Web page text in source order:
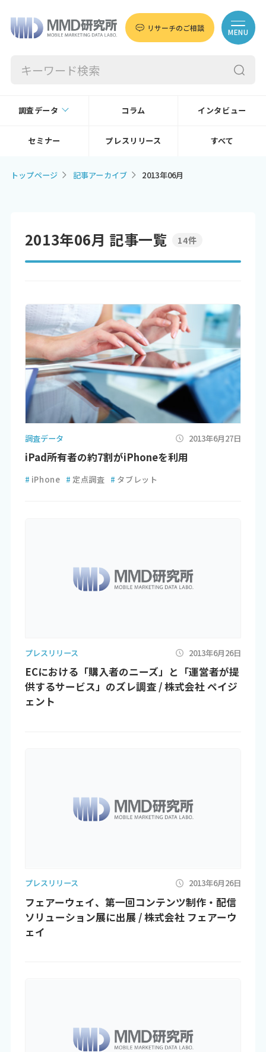
リサーチのご相談 MENU
調査データ コラム インタビュー
セミナー プレスリリース すべて
トップページ 記事アーカイブ 2013年06月
2013年06月 記事一覧 14件
調査データ 2013年6月27日
iPad所有者の約7割がiPhoneを利用
# iPhone # 定点調査 # タブレット
プレスリリース 2013年6月26日
ECにおける「購入者のニーズ」と「運営者が提
供するサービス」のズレ調査 / 株式会社 ペイジ
ェント
プレスリリース 2013年6月26日
フェアーウェイ、第一回コンテンツ制作・配信
ソリューション展に出展 / 株式会社 フェアーウ
ェイ